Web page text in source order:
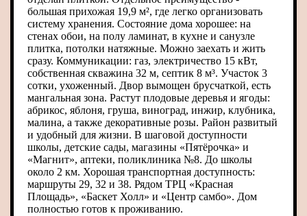
большая прихожая 19,9 м², где легко организовать
систему хранения. Состояние дома хорошее: на
стенах обои, на полу ламинат, в кухне и санузле
плитка, потолки натяжные. Можно заехать и жить
сразу. Коммуникации: газ, электричество 15 кВт,
собственная скважина 32 м, септик 8 м³. Участок 3
сотки, ухоженный. Двор вымощен брусчаткой, есть
мангальная зона. Растут плодовые деревья и ягоды:
абрикос, яблоня, груша, виноград, инжир, клубника,
малина, а также декоративные розы. Район развитый
и удобный для жизни. В шаговой доступности
школы, детские сады, магазины «Пятёрочка» и
«Магнит», аптеки, поликлиника №8. До школы
около 2 км. Хорошая транспортная доступность:
маршруты 29, 32 и 38. Рядом ТРЦ «Красная
Площадь», «Баскет Холл» и «Центр самбо». Дом
полностью готов к проживанию.